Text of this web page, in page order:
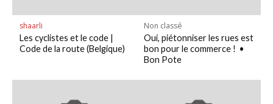
shaarli
Les cyclistes et le code |
Code de la route (Belgique)
Non classé
Oui, piétonniser les rues est
bon pour le commerce ! •
Bon Pote